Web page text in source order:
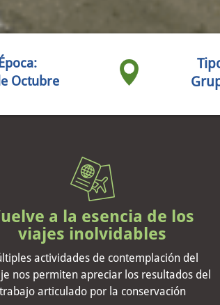
Época:
Octubre
a la esencia de los
viajes inolvidables
actividades de contemplación del
nos permiten apreciar los resultados del
trabajo articulado por la conservación